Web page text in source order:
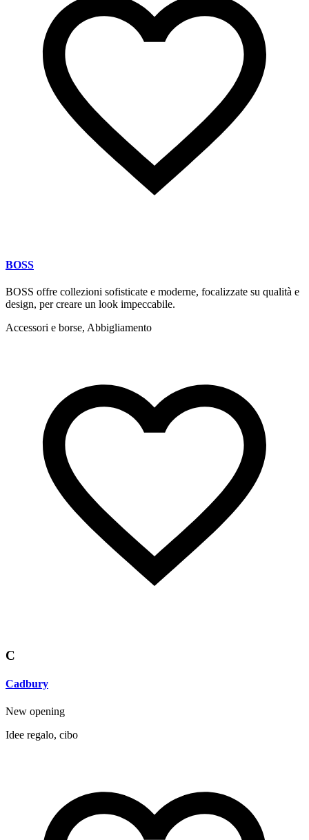
BOSS
BOSS offre collezioni sofisticate e moderne, focalizzate su qualità e
design, per creare un look impeccabile.
Accessori e borse, Abbigliamento
C
Cadbury
New opening
Idee regalo, cibo